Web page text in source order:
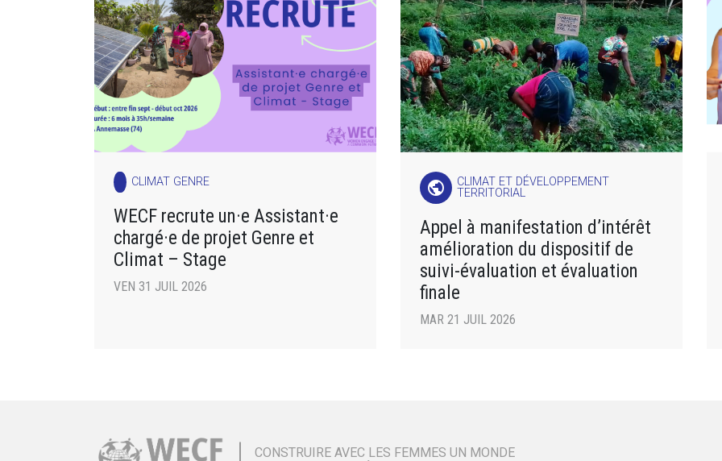
CLIMAT GENRE
WECF recrute un·e Assistant·e
chargé·e de projet Genre et
Climat – Stage
VEN 31 JUIL 2026
public
CLIMAT ET DÉVELOPPEMENT
TERRITORIAL
Appel à manifestation d’intérêt
amélioration du dispositif de
suivi-évaluation et évaluation
finale
MAR 21 JUIL 2026
CONSTRUIRE AVEC LES FEMMES UN MONDE